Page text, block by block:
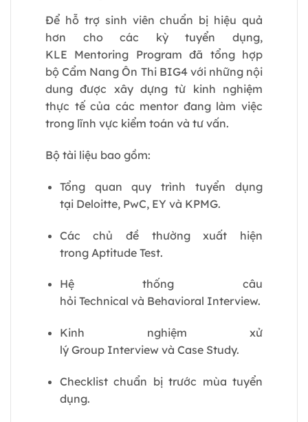
Để hỗ trợ sinh viên chuẩn bị hiệu quả
hơn cho các kỳ tuyển dụng,
KLE Mentoring Program đã tổng hợp
bộCẩm Nang Ôn Thi BIG4với những nội
dung được xây dựng từ kinh nghiệm
thực tế của các mentor đang làm việc
trong lĩnh vực kiểm toán và tư vấn.
Bộ tài liệu bao gồm:
Tổng quan quy trình tuyển dụng
tại Deloitte, PwC, EY và KPMG.
Các chủ đề thường xuất hiện
trong Aptitude Test.
Hệ thống câu
hỏi Technical và Behavioral Interview.
Kinh nghiệm xử
lý Group Interview và Case Study.
Checklist chuẩn bị trước mùa tuyển
dụng.